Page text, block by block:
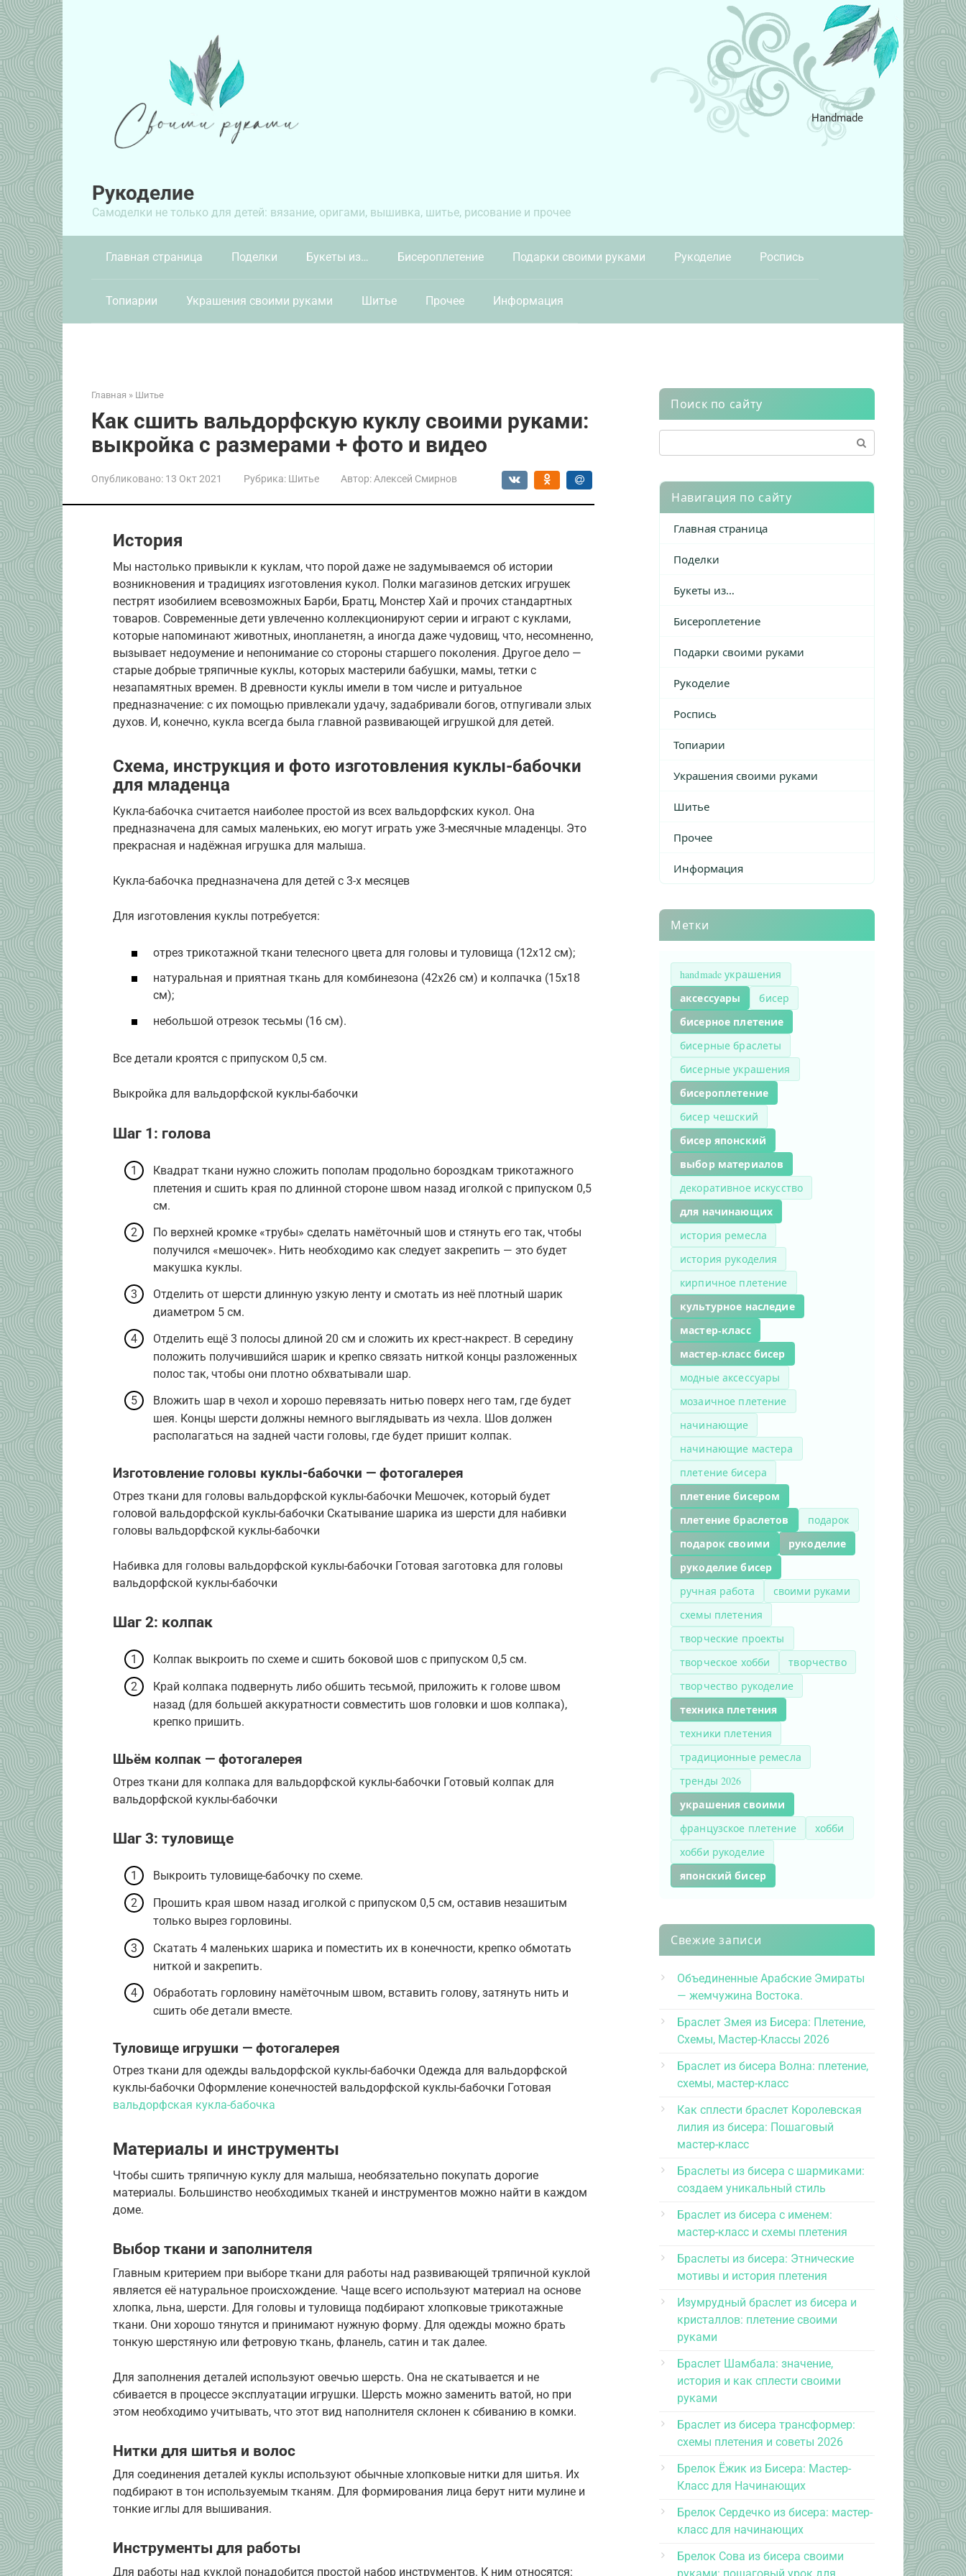
Перейти
к
контенту
Рукоделие
Самоделки не только для детей: вязание, оригами, вышивка, шитье, рисование и прочее
Handmade
Главная страница Поделки Букеты из… Бисероплетение Подарки своими руками Рукоделие Роспись
Топиарии Украшения своими руками Шитье Прочее Информация
Главная » Шитье
Как сшить вальдорфскую куклу своими руками:
выкройка с размерами + фото и видео
Опубликовано: 13 Окт 2021 Рубрика: Шитье Автор: Алексей Смирнов
История
Мы настолько привыкли к куклам, что порой даже не задумываемся об истории
возникновения и традициях изготовления кукол. Полки магазинов детских игрушек
пестрят изобилием всевозможных Барби, Братц, Монстер Хай и прочих стандартных
товаров. Современные дети увлеченно коллекционируют серии и играют с куклами,
которые напоминают животных, инопланетян, а иногда даже чудовищ, что, несомненно,
вызывает недоумение и непонимание со стороны старшего поколения. Другое дело —
старые добрые тряпичные куклы, которых мастерили бабушки, мамы, тетки с
незапамятных времен. В древности куклы имели в том числе и ритуальное
предназначение: с их помощью привлекали удачу, задабривали богов, отпугивали злых
духов. И, конечно, кукла всегда была главной развивающей игрушкой для детей.
Схема, инструкция и фото изготовления куклы-бабочки
для младенца
Кукла-бабочка считается наиболее простой из всех вальдорфских кукол. Она
предназначена для самых маленьких, ею могут играть уже 3-месячные младенцы. Это
прекрасная и надёжная игрушка для малыша.
Кукла-бабочка предназначена для детей с 3-х месяцев
Для изготовления куклы потребуется:
отрез трикотажной ткани телесного цвета для головы и туловища (12х12 см);
натуральная и приятная ткань для комбинезона (42х26 см) и колпачка (15х18
см);
небольшой отрезок тесьмы (16 см).
Все детали кроятся с припуском 0,5 см.
Выкройка для вальдорфской куклы-бабочки
Шаг 1: голова
Квадрат ткани нужно сложить пополам продольно бороздкам трикотажного
плетения и сшить края по длинной стороне швом назад иголкой с припуском 0,5
см.
По верхней кромке «трубы» сделать намёточный шов и стянуть его так, чтобы
получился «мешочек». Нить необходимо как следует закрепить — это будет
макушка куклы.
Отделить от шерсти длинную узкую ленту и смотать из неё плотный шарик
диаметром 5 см.
Отделить ещё 3 полосы длиной 20 см и сложить их крест-накрест. В середину
положить получившийся шарик и крепко связать ниткой концы разложенных
полос так, чтобы они плотно обхватывали шар.
Вложить шар в чехол и хорошо перевязать нитью поверх него там, где будет
шея. Концы шерсти должны немного выглядывать из чехла. Шов должен
располагаться на задней части головы, где будет пришит колпак.
Изготовление головы куклы-бабочки — фотогалерея
Отрез ткани для головы вальдорфской куклы-бабочки Мешочек, который будет
головой вальдорфской куклы-бабочки Скатывание шарика из шерсти для набивки
головы вальдорфской куклы-бабочки
Набивка для головы вальдорфской куклы-бабочки Готовая заготовка для головы
вальдорфской куклы-бабочки
Шаг 2: колпак
Колпак выкроить по схеме и сшить боковой шов с припуском 0,5 см.
Край колпака подвернуть либо обшить тесьмой, приложить к голове швом
назад (для большей аккуратности совместить шов головки и шов колпака),
крепко пришить.
Шьём колпак — фотогалерея
Отрез ткани для колпака для вальдорфской куклы-бабочки Готовый колпак для
вальдорфской куклы-бабочки
Шаг 3: туловище
Выкроить туловище-бабочку по схеме.
Прошить края швом назад иголкой с припуском 0,5 см, оставив незашитым
только вырез горловины.
Скатать 4 маленьких шарика и поместить их в конечности, крепко обмотать
ниткой и закрепить.
Обработать горловину намёточным швом, вставить голову, затянуть нить и
сшить обе детали вместе.
Туловище игрушки — фотогалерея
Отрез ткани для одежды вальдорфской куклы-бабочки Одежда для вальдорфской
куклы-бабочки Оформление конечностей вальдорфской куклы-бабочки Готовая
вальдорфская кукла-бабочка
Материалы и инструменты
Чтобы сшить тряпичную куклу для малыша, необязательно покупать дорогие
материалы. Большинство необходимых тканей и инструментов можно найти в каждом
доме.
Выбор ткани и заполнителя
Главным критерием при выборе ткани для работы над развивающей тряпичной куклой
является её натуральное происхождение. Чаще всего используют материал на основе
хлопка, льна, шерсти. Для головы и туловища подбирают хлопковые трикотажные
ткани. Они хорошо тянутся и принимают нужную форму. Для одежды можно брать
тонкую шерстяную или фетровую ткань, фланель, сатин и так далее.
Для заполнения деталей используют овечью шерсть. Она не скатывается и не
сбивается в процессе эксплуатации игрушки. Шерсть можно заменить ватой, но при
этом необходимо учитывать, что этот вид наполнителя склонен к сбиванию в комки.
Нитки для шитья и волос
Для соединения деталей куклы используют обычные хлопковые нитки для шитья. Их
подбирают в тон используемым тканям. Для формирования лица берут нити мулине и
тонкие иглы для вышивания.
Инструменты для работы
Для работы над куклой понадобится простой набор инструментов. К ним относятся:
Поиск по сайту
Навигация по сайту
Главная страница
Поделки
Букеты из…
Бисероплетение
Подарки своими руками
Рукоделие
Роспись
Топиарии
Украшения своими руками
Шитье
Прочее
Информация
Метки
handmade украшения
аксессуары бисер
бисерное плетение
бисерные браслеты
бисерные украшения
бисероплетение
бисер чешский
бисер японский
выбор материалов
декоративное искусство
для начинающих
история ремесла
история рукоделия
кирпичное плетение
культурное наследие
мастер-класс
мастер-класс бисер
модные аксессуары
мозаичное плетение
начинающие
начинающие мастера
плетение бисера
плетение бисером
плетение браслетов
подарок
подарок своими
рукоделие
рукоделие бисер
ручная работа
своими руками
схемы плетения
творческие проекты
творческое хобби
творчество
творчество рукоделие
техника плетения
техники плетения
традиционные ремесла
тренды 2026
украшения своими
французское плетение
хобби
хобби рукоделие
японский бисер
Свежие записи
Объединенные Арабские Эмираты
— жемчужина Востока.
Браслет Змея из Бисера: Плетение,
Схемы, Мастер-Классы 2026
Браслет из бисера Волна: плетение,
схемы, мастер-класс
Как сплести браслет Королевская
лилия из бисера: Пошаговый
мастер-класс
Браслеты из бисера с шармиками:
создаем уникальный стиль
Браслет из бисера с именем:
мастер-класс и схемы плетения
Браслеты из бисера: Этнические
мотивы и история плетения
Изумрудный браслет из бисера и
кристаллов: плетение своими
руками
Браслет Шамбала: значение,
история и как сплести своими
руками
Браслет из бисера трансформер:
схемы плетения и советы 2026
Брелок Ёжик из Бисера: Мастер-
Класс для Начинающих
Брелок Сердечко из бисера: мастер-
класс для начинающих
Брелок Сова из бисера своими